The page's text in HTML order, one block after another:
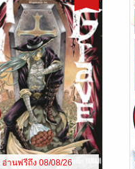
อ่านฟรีถึง 08/08/26